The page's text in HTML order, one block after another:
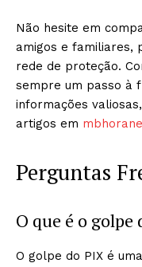
Não hesite em
amigos e familiares,
rede de proteção.
sempre um passo à
informações
artigos em
Perguntas
O que é o golpe
O golpe do PIX é